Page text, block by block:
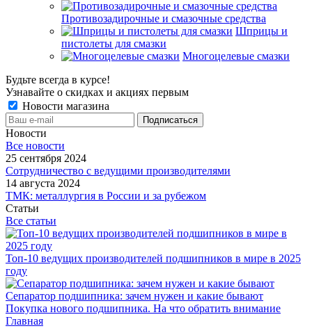
Противозадирочные и смазочные средства
Шприцы и
пистолеты для смазки
Многоцелевые смазки
Будьте всегда в курсе!
Узнавайте о скидках и акциях первым
Новости магазина
Новости
Все новости
25 сентября 2024
Сотрудничество с ведущими производителями
14 августа 2024
ТМК: металлургия в России и за рубежом
Статьи
Все статьи
Топ-10 ведущих производителей подшипников в мире в 2025
году
Сепаратор подшипника: зачем нужен и какие бывают
Покупка нового подшипника. На что обратить внимание
Главная